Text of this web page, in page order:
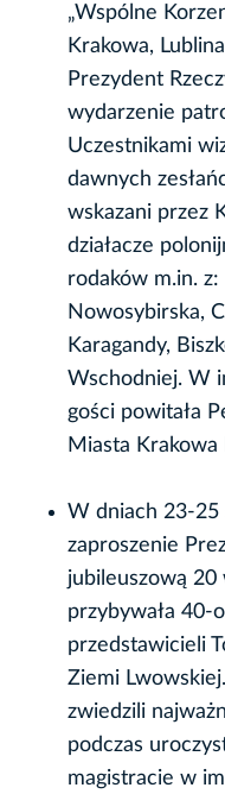
„Wspólne
Krakowa,
Prezydent
wydarzenie
Uczestnikami
dawnych
wskazani przez
działacze
rodaków m.in.
Nowosybirska,
Karagandy,
Wschodniej. W
gości powitała
Miasta Krakowa
W dniach 23-25
zaproszenie
jubileuszową
przybywała 40-
przedstawicieli
Ziemi
zwiedzili
podczas
magistracie w